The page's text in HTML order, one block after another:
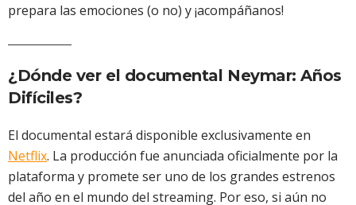
prepara las emociones (o no) y ¡acompáñanos!
¿Dónde ver el documental Neymar: Años
Difíciles?
El documental estará disponible exclusivamente en
Netflix. La producción fue anunciada oficialmente por la
plataforma y promete ser uno de los grandes estrenos
del año en el mundo del streaming. Por eso, si aún no